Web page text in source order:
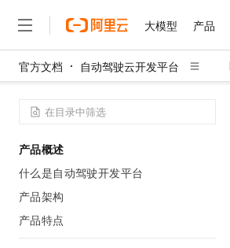
大模型 产品
官方文档 自动驾驶云开发平台
产品概述
什么是自动驾驶开发平台
产品架构
产品特点
大模型
产品
精选产品
解决方案
精选解决方案
权益
定价
云市场
伙伴
服务
了解阿里云